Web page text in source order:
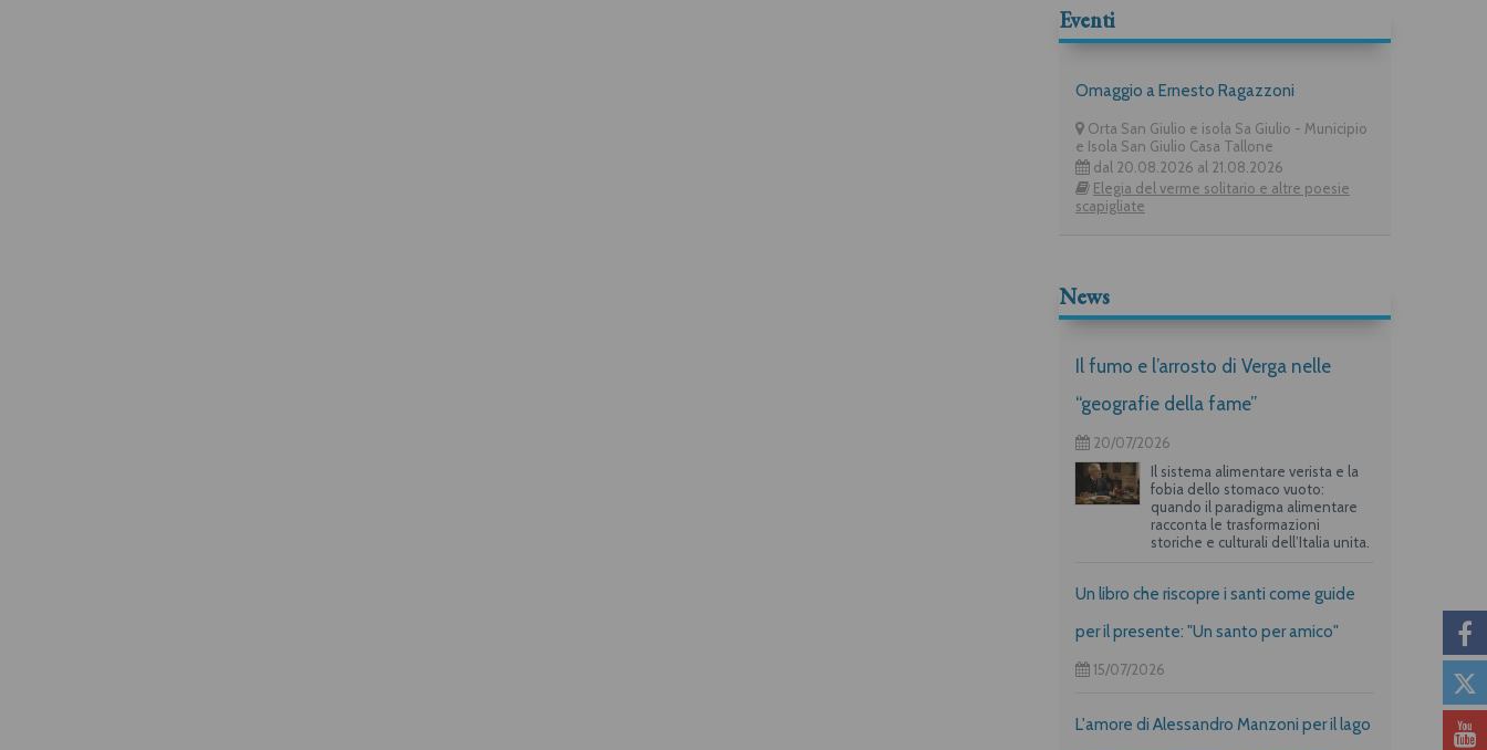
Eventi
Omaggio a Ernesto Ragazzoni
Orta San Giulio e isola Sa Giulio - Municipio
e Isola San Giulio Casa Tallone
dal 20.08.2026 al 21.08.2026
Elegia del verme solitario e altre poesie
scapigliate
News
Il fumo e l’arrosto di Verga nelle
“geografie della fame”
20/07/2026
Il sistema alimentare verista e la
fobia dello stomaco vuoto:
quando il paradigma alimentare
racconta le trasformazioni
storiche e culturali dell’Italia unita.
Un libro che riscopre i santi come guide
per il presente: "Un santo per amico"
15/07/2026
L'amore di Alessandro Manzoni per il lago